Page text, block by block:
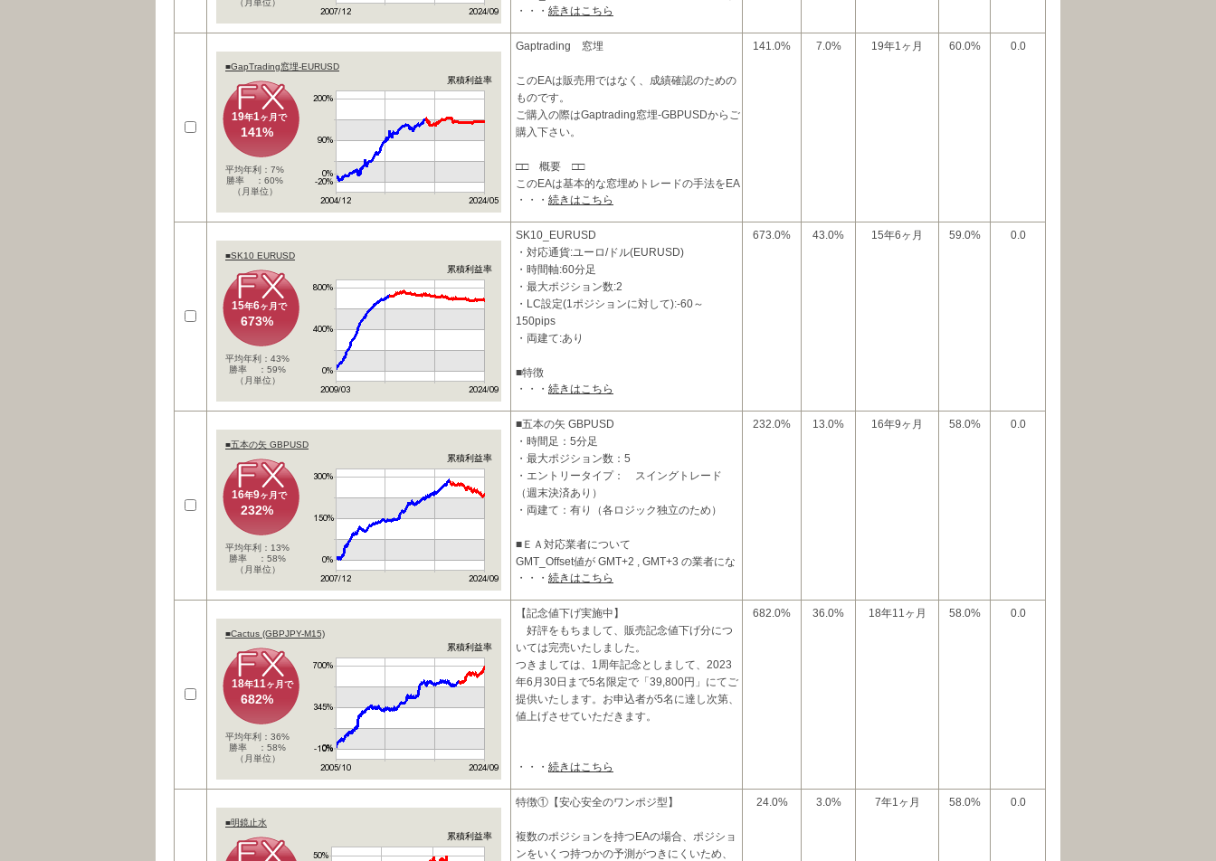
（月単位）
ります。
■投資コンセプトおよび特
・・・ 続きはこちら
■GapTrading窓埋-EURUSD
累積利益率
19年1ヶ月で
141%
平均年利：7%
勝率 ：60%
（月単位）
Gaptrading 窓埋
このEAは販売用ではなく、成績確認のための
ものです。
ご購入の際はGaptrading窓埋-GBPUSDからご
購入下さい。
□□ 概要 □□
このEAは基本的な窓埋めトレードの手法をEA
化し、
利確条件、損切条件を設定した
・・・ 続きはこちら
141.0% 7.0% 19年1ヶ月 60.0% 0.0
■SK10 EURUSD
累積利益率
15年6ヶ月で
673%
平均年利：43%
勝率 ：59%
（月単位）
SK10_EURUSD
・対応通貨:ユーロ/ドル(EURUSD)
・時間軸:60分足
・最大ポジション数:2
・LC設定(1ポジションに対して):-60～
150pips
・両建て:あり
■特徴
1ポジションタイプの異なる2つのトレードシ
リスクを軽減させながら、リタ
・・・ 続きはこちら
673.0% 43.0% 15年6ヶ月 59.0% 0.0
■五本の矢 GBPUSD
累積利益率
16年9ヶ月で
232%
平均年利：13%
勝率 ：58%
（月単位）
■五本の矢 GBPUSD
・時間足：5分足
・最大ポジション数：5
・エントリータイプ： スイングトレード
（週末決済あり）
・両建て：有り（各ロジック独立のため）
■ＥＡ対応業者について
GMT_Offset値が GMT+2 , GMT+3 の業者にな
ります。
■投資コンセプトおよび特徴
・・・ 続きはこちら
232.0% 13.0% 16年9ヶ月 58.0% 0.0
■Cactus (GBPJPY-M15)
累積利益率
18年11ヶ月で
682%
平均年利：36%
勝率 ：58%
（月単位）
【記念値下げ実施中】
好評をもちまして、販売記念値下げ分につ
いては完売いたしました。
つきましては、1周年記念としまして、2023
年6月30日まで5名限定で「39,800円」にてご
提供いたします。お申込者が5名に達し次第、
値上げさせていただきます。
□商品特性
・・・ 続きはこちら
682.0% 36.0% 18年11ヶ月 58.0% 0.0
■明鏡止水
累積利益率
特徴①【安心安全のワンポジ型】
複数のポジションを持つEAの場合、ポジショ
ンをいくつ持つかの予測がつきにくいため、
24.0% 3.0% 7年1ヶ月 58.0% 0.0